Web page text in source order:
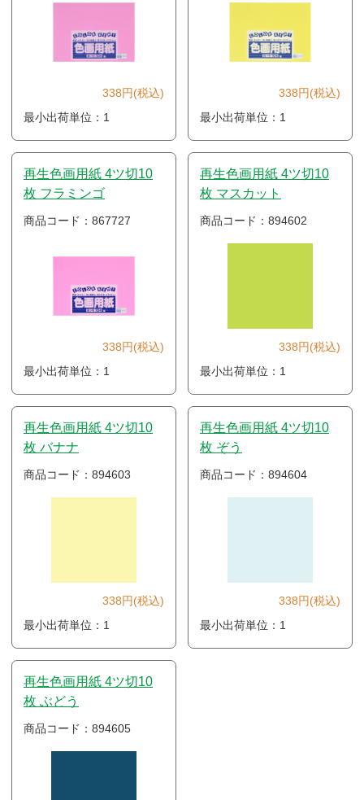
338円(税込)
最小出荷単位：1
338円(税込)
最小出荷単位：1
再生色画用紙 4ツ切10
枚 フラミンゴ
商品コード：867727
338円(税込)
最小出荷単位：1
再生色画用紙 4ツ切10
枚 マスカット
商品コード：894602
338円(税込)
最小出荷単位：1
再生色画用紙 4ツ切10
枚 バナナ
商品コード：894603
338円(税込)
最小出荷単位：1
再生色画用紙 4ツ切10
枚 ぞう
商品コード：894604
338円(税込)
最小出荷単位：1
再生色画用紙 4ツ切10
枚 ぶどう
商品コード：894605